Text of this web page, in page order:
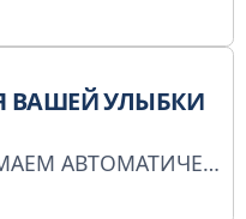
ВАШЕЙ УЛЫБКИ
ЗАЯВКИ ПРИНИМАЕМ АВТОМАТИЧЕСКИ Поделиться с друзьями: https://t.me/+3VTQwWGPg50yZjU0 Открытки для вашей улыбки созданы с теплом и душою. Реклама: @Rog_Ad По всем остальным вопросам: @Rogue_G Менеджер: @Spiral_Miya